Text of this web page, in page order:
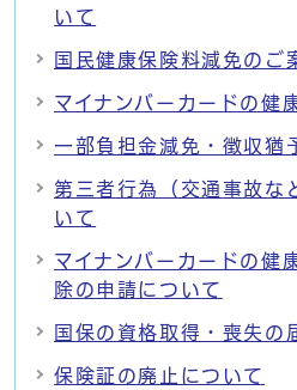
いて
国民健康保険料減免のご
マイナンバーカードの健
一部負担金減免・徴収猶
第三者行為（交通事故な
いて
マイナンバーカードの健
除の申請について
国保の資格取得・喪失の
保険証の廃止について